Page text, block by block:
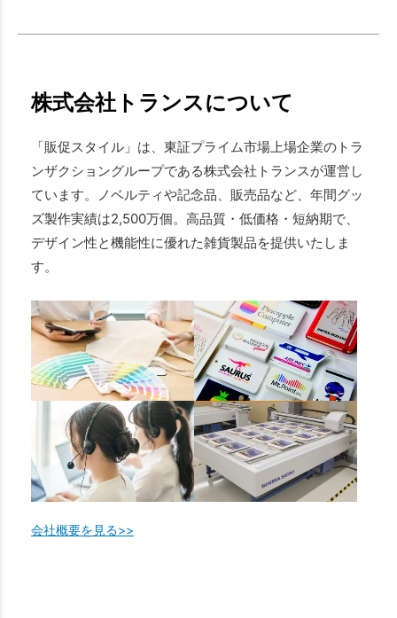
株式会社トランスについて
「販促スタイル」は、東証プライム市場上場企業のトラ
ンザクショングループである株式会社トランスが運営し
ています。ノベルティや記念品、販売品など、年間グッ
ズ製作実績は2,500万個。高品質・低価格・短納期で、
デザイン性と機能性に優れた雑貨製品を提供いたしま
す。
会社概要を見る>>